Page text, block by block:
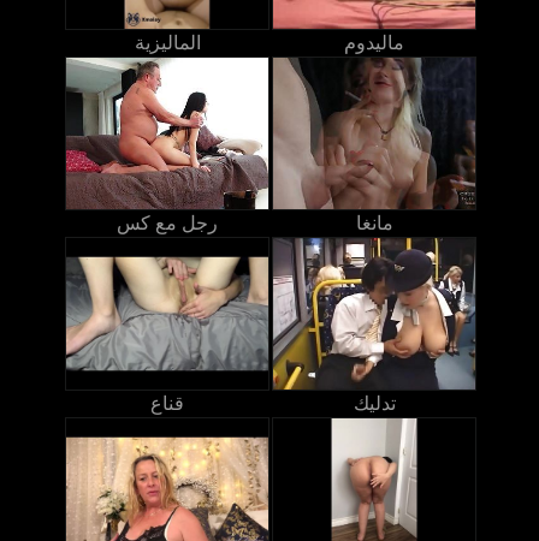
الماليزية ماليدوم
رجل مع كس مانغا
قناع تدليك